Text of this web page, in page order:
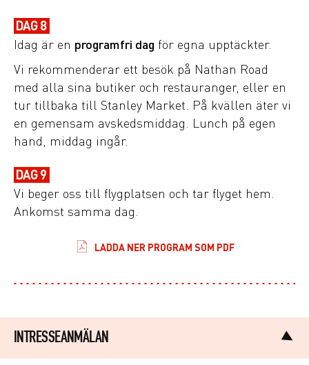
DAG 8
Idag är en programfri dag för egna upptäckter.
Vi rekommenderar ett besök på Nathan Road
med alla sina butiker och restauranger, eller en
tur tillbaka till Stanley Market. På kvällen äter vi
en gemensam avskedsmiddag. Lunch på egen
hand, middag ingår.
DAG 9
Vi beger oss till flygplatsen och tar flyget hem.
Ankomst samma dag.
LADDA NER PROGRAM SOM PDF
INTRESSEANMÄLAN